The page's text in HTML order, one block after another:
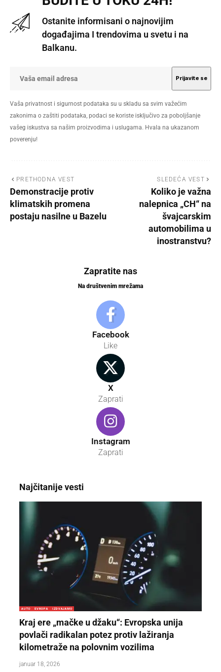
Ostanite informisani o najnovijim
događajima I trendovima u svetu i na
Balkanu.
Vaša privatnost i sigurnost podataka su u skladu sa svim važećim
zakonima o zaštiti podataka, podaci se koriste isključivo za poboljšanje
vašeg iskustva sa našim proizvodima i uslugama. Hvala na ukazanom
poverenju!
PRETHODNA VEST
Demonstracije protiv
klimatskih promena
postaju nasilne u Bazelu
SLEDEĆA VEST
Koliko je važna
nalepnica „CH“ na
švajcarskim
automobilima u
inostranstvu?
Zapratite nas
Na društvenim mrežama
Facebook
Like
X
Zaprati
Instagram
Zaprati
Najčitanije vesti
AUTO EVROPA IZDVAJAMO
Kraj ere „mačke u džaku“: Evropska unija
povlači radikalan potez protiv lažiranja
kilometraže na polovnim vozilima
januar 18, 2026